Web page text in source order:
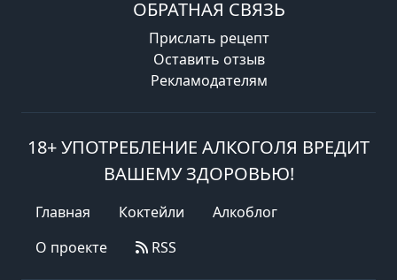
ОБРАТНАЯ СВЯЗЬ
Прислать рецепт
Оставить отзыв
Рекламодателям
18+ УПОТРЕБЛЕНИЕ АЛКОГОЛЯ ВРЕДИТ
ВАШЕМУ ЗДОРОВЬЮ!
Главная Коктейли
Алкоблог
О проекте
RSS